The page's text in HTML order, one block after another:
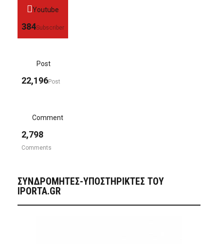
Youtube
384Subscriber
Post
22,196Post
Comment
2,798
Comments
ΣΥΝΔΡΟΜΗΤΈΣ-ΥΠΟΣΤΗΡΙΚΤΈΣ ΤΟΥ
IPORTA.GR